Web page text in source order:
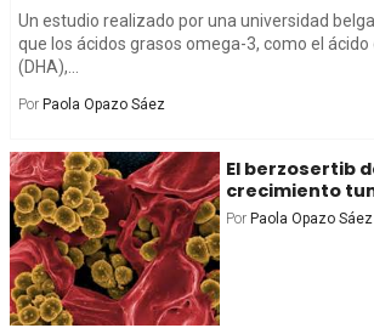
Un estudio realizado por una universidad
que los ácidos grasos omega-3, como el
(DHA),...
Por Paola Opazo Sáez
El berzosertib
crecimiento
Por Paola Opazo Sáez